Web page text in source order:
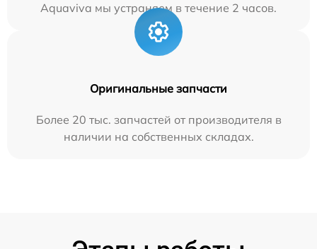
Aquaviva мы устраняем в течение 2 часов.
Оригинальные запчасти
Более 20 тыс. запчастей от производителя в
наличии на собственных складах.